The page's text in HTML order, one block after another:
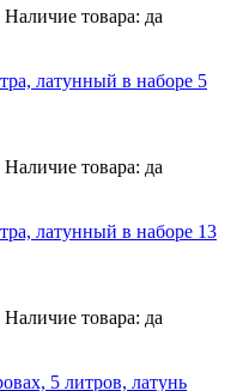
Наличие товара: да
Наличие товара: да
Наличие товара: да